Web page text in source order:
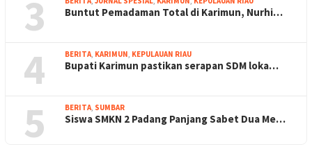
3 Buntut Pemadaman Total di Karimun, Nurhi…
4 BERITA, KARIMUN, KEPULAUAN RIAU
Bupati Karimun pastikan serapan SDM loka…
5 BERITA, SUMBAR
Siswa SMKN 2 Padang Panjang Sabet Dua Me…